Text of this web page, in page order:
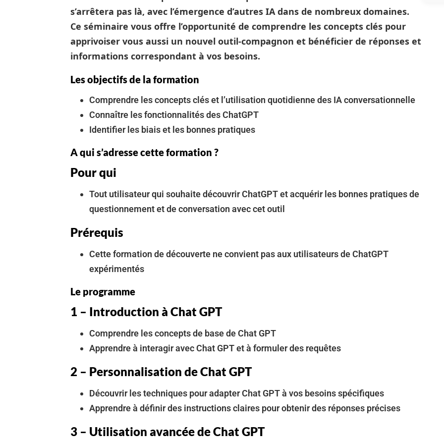
s’arrêtera pas là, avec l’émergence d’autres IA dans de nombreux domaines.
Ce séminaire vous offre l’opportunité de comprendre les concepts clés pour
apprivoiser vous aussi un nouvel outil-compagnon et bénéficier de réponses et
informations correspondant à vos besoins.
Les objectifs de la formation
Comprendre les concepts clés et l’utilisation quotidienne des IA conversationnelle
Connaître les fonctionnalités des ChatGPT
Identifier les biais et les bonnes pratiques
A qui s’adresse cette formation ?
Pour qui
Tout utilisateur qui souhaite découvrir ChatGPT et acquérir les bonnes pratiques de
questionnement et de conversation avec cet outil
Prérequis
Cette formation de découverte ne convient pas aux utilisateurs de ChatGPT
expérimentés
Le programme
1 – Introduction à Chat GPT
Comprendre les concepts de base de Chat GPT
Apprendre à interagir avec Chat GPT et à formuler des requêtes
2 – Personnalisation de Chat GPT
Découvrir les techniques pour adapter Chat GPT à vos besoins spécifiques
Apprendre à définir des instructions claires pour obtenir des réponses précises
3 – Utilisation avancée de Chat GPT